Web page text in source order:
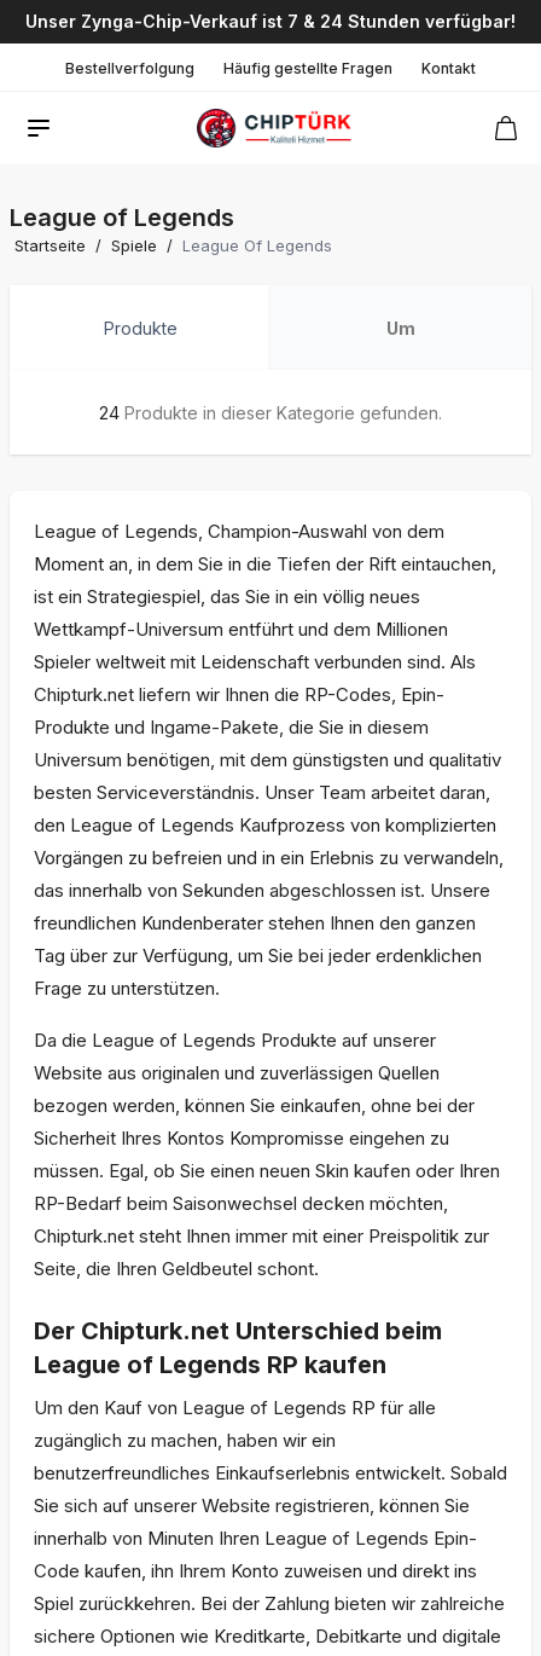
Unser Zynga-Chip-Verkauf ist 7 & 24 Stunden verfügbar!
Bestellverfolgung Häufig gestellte Fragen Kontakt
League of Legends
Startseite / Spiele / League Of Legends
Produkte Um
24 Produkte in dieser Kategorie gefunden.
League of Legends, Champion-Auswahl von dem
Moment an, in dem Sie in die Tiefen der Rift eintauchen,
ist ein Strategiespiel, das Sie in ein völlig neues
Wettkampf-Universum entführt und dem Millionen
Spieler weltweit mit Leidenschaft verbunden sind. Als
Chipturk.net liefern wir Ihnen die RP-Codes, Epin-
Produkte und Ingame-Pakete, die Sie in diesem
Universum benötigen, mit dem günstigsten und qualitativ
besten Serviceverständnis. Unser Team arbeitet daran,
den League of Legends Kaufprozess von komplizierten
Vorgängen zu befreien und in ein Erlebnis zu verwandeln,
das innerhalb von Sekunden abgeschlossen ist. Unsere
freundlichen Kundenberater stehen Ihnen den ganzen
Tag über zur Verfügung, um Sie bei jeder erdenklichen
Frage zu unterstützen.
Da die League of Legends Produkte auf unserer
Website aus originalen und zuverlässigen Quellen
bezogen werden, können Sie einkaufen, ohne bei der
Sicherheit Ihres Kontos Kompromisse eingehen zu
müssen. Egal, ob Sie einen neuen Skin kaufen oder Ihren
RP-Bedarf beim Saisonwechsel decken möchten,
Chipturk.net steht Ihnen immer mit einer Preispolitik zur
Seite, die Ihren Geldbeutel schont.
Der Chipturk.net Unterschied beim
League of Legends RP kaufen
Um den Kauf von League of Legends RP für alle
zugänglich zu machen, haben wir ein
benutzerfreundliches Einkaufserlebnis entwickelt. Sobald
Sie sich auf unserer Website registrieren, können Sie
innerhalb von Minuten Ihren League of Legends Epin-
Code kaufen, ihn Ihrem Konto zuweisen und direkt ins
Spiel zurückkehren. Bei der Zahlung bieten wir zahlreiche
sichere Optionen wie Kreditkarte, Debitkarte und digitale